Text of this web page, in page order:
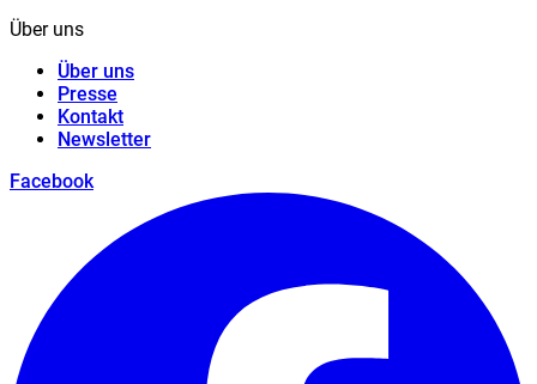
Über uns
Über uns
Presse
Kontakt
Newsletter
Facebook